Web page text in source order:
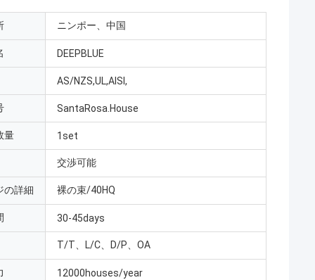
ニンポー、中国
DEEPBLUE
AS/NZS,UL,AISI,
SantaRosa.House
量 1set
交渉可能
の詳細 裸の束/40HQ
30-45days
T/T、L/C、D/P、OA
12000houses/year